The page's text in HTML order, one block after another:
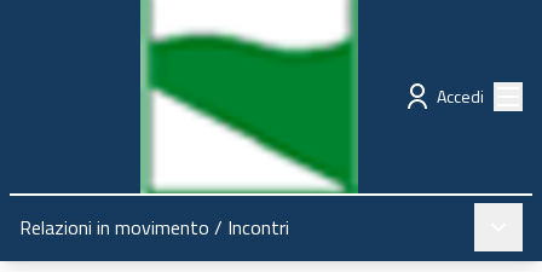
Regione Emilia-Romagna Partecipazione
Accedi
Relazioni in movimento / Incontri